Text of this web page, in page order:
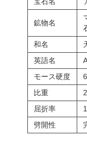
鉱物名
和名
英語名
モース硬度
比重
屈折率
劈開性